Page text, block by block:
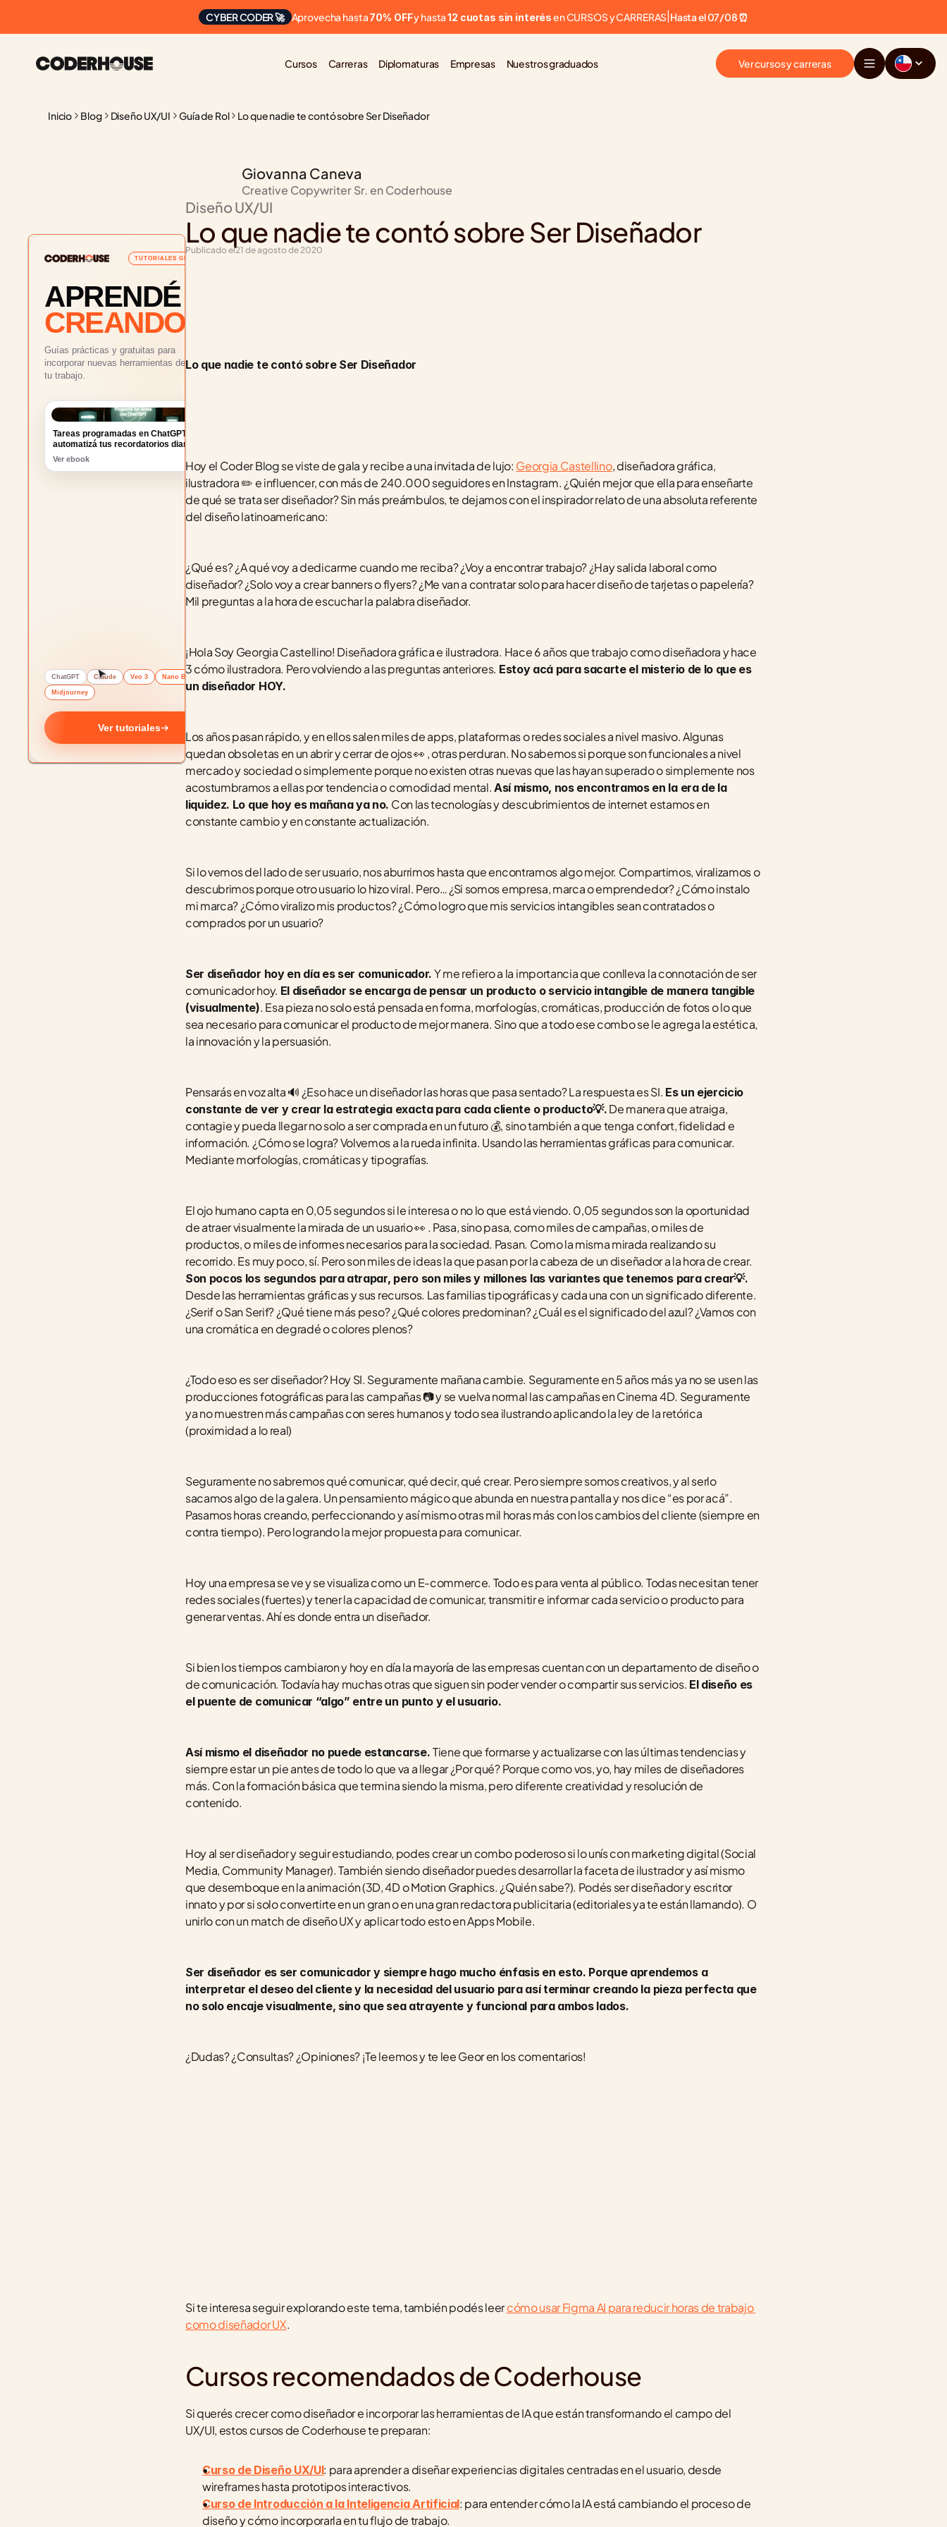
CYBER CODER 🚀 Aprovecha hasta 70% OFF y hasta 12 cuotas sin interés en CURSOS y CARRERAS Hasta el 07/08 ⏰
Cursos Carreras Diplomaturas Empresas Nuestros graduados Ver cursos y carreras
Inicio Blog Diseño UX/UI Guía de Rol Lo que nadie te contó sobre Ser Diseñador
TUTORIALES GRATUITOS
APRENDÉ
CREANDO
Guías prácticas y gratuitas para
incorporar nuevas herramientas de IA a
tu trabajo.
Tareas programadas en ChatGPT:
automatizá tus recordatorios diarios
Ver ebook
ChatGPT Claude Veo 3 Nano Banana
Midjourney
Ver tutoriales
Giovanna Caneva
Creative Copywriter Sr. en Coderhouse
Diseño UX/UI
Lo que nadie te contó sobre Ser Diseñador
Publicado el21 de agosto de 2020
Lo que nadie te contó sobre Ser Diseñador
Hoy el Coder Blog se viste de gala y recibe a una invitada de lujo: Georgia Castellino, diseñadora gráfica,
ilustradora ✏️ e influencer, con más de 240.000 seguidores en Instagram. ¿Quién mejor que ella para enseñarte
de qué se trata ser diseñador? Sin más preámbulos, te dejamos con el inspirador relato de una absoluta referente
del diseño latinoamericano:
¿Qué es? ¿A qué voy a dedicarme cuando me reciba? ¿Voy a encontrar trabajo? ¿Hay salida laboral como
diseñador? ¿Solo voy a crear banners o flyers? ¿Me van a contratar solo para hacer diseño de tarjetas o papelería?
Mil preguntas a la hora de escuchar la palabra diseñador.
¡Hola Soy Georgia Castellino! Diseñadora gráfica e ilustradora. Hace 6 años que trabajo como diseñadora y hace
3 cómo ilustradora. Pero volviendo a las preguntas anteriores. Estoy acá para sacarte el misterio de lo que es
un diseñador HOY.
Los años pasan rápido, y en ellos salen miles de apps, plataformas o redes sociales a nivel masivo. Algunas
quedan obsoletas en un abrir y cerrar de ojos 👀 , otras perduran. No sabemos si porque son funcionales a nivel
mercado y sociedad o simplemente porque no existen otras nuevas que las hayan superado o simplemente nos
acostumbramos a ellas por tendencia o comodidad mental. Así mismo, nos encontramos en la era de la
liquidez. Lo que hoy es mañana ya no. Con las tecnologías y descubrimientos de internet estamos en
constante cambio y en constante actualización.
Si lo vemos del lado de ser usuario, nos aburrimos hasta que encontramos algo mejor. Compartimos, viralizamos o
descubrimos porque otro usuario lo hizo viral. Pero… ¿Si somos empresa, marca o emprendedor? ¿Cómo instalo
mi marca? ¿Cómo viralizo mis productos? ¿Cómo logro que mis servicios intangibles sean contratados o
comprados por un usuario?
Ser diseñador hoy en día es ser comunicador. Y me refiero a la importancia que conlleva la connotación de ser
comunicador hoy. El diseñador se encarga de pensar un producto o servicio intangible de manera tangible
(visualmente). Esa pieza no solo está pensada en forma, morfologías, cromáticas, producción de fotos o lo que
sea necesario para comunicar el producto de mejor manera. Sino que a todo ese combo se le agrega la estética,
la innovación y la persuasión.
Pensarás en voz alta 🔊 ¿Eso hace un diseñador las horas que pasa sentado? La respuesta es SI. Es un ejercicio
constante de ver y crear la estrategia exacta para cada cliente o producto💡. De manera que atraiga,
contagie y pueda llegar no solo a ser comprada en un futuro 💰️, sino también a que tenga confort, fidelidad e
información. ¿Cómo se logra? Volvemos a la rueda infinita. Usando las herramientas gráficas para comunicar.
Mediante morfologías, cromáticas y tipografías.
El ojo humano capta en 0,05 segundos si le interesa o no lo que está viendo. 0,05 segundos son la oportunidad
de atraer visualmente la mirada de un usuario 👀 . Pasa, sino pasa, como miles de campañas, o miles de
productos, o miles de informes necesarios para la sociedad. Pasan. Como la misma mirada realizando su
Son pocos los segundos para atrapar, pero son miles y millones las variantes que tenemos para crear💡.
Desde las herramientas gráficas y sus recursos. Las familias tipográficas y cada una con un significado diferente.
¿Serif o San Serif? ¿Qué tiene más peso? ¿Qué colores predominan? ¿Cuál es el significado del azul? ¿Vamos con
una cromática en degradé o colores plenos?
¿Todo eso es ser diseñador? Hoy SI. Seguramente mañana cambie. Seguramente en 5 años más ya no se usen las
producciones fotográficas para las campañas 📷️ y se vuelva normal las campañas en Cinema 4D. Seguramente
ya no muestren más campañas con seres humanos y todo sea ilustrando aplicando la ley de la retórica
(proximidad a lo real)
Seguramente no sabremos qué comunicar, qué decir, qué crear. Pero siempre somos creativos, y al serlo
sacamos algo de la galera. Un pensamiento mágico que abunda en nuestra pantalla y nos dice “es por acá”.
Pasamos horas creando, perfeccionando y así mismo otras mil horas más con los cambios del cliente (siempre en
contra tiempo). Pero logrando la mejor propuesta para comunicar.
Hoy una empresa se ve y se visualiza como un E-commerce. Todo es para venta al público. Todas necesitan tener
redes sociales (fuertes) y tener la capacidad de comunicar, transmitir e informar cada servicio o producto para
generar ventas. Ahí es donde entra un diseñador.
Si bien los tiempos cambiaron y hoy en día la mayoría de las empresas cuentan con un departamento de diseño o
de comunicación. Todavía hay muchas otras que siguen sin poder vender o compartir sus servicios. El diseño es
el puente de comunicar “algo” entre un punto y el usuario.
Así mismo el diseñador no puede estancarse. Tiene que formarse y actualizarse con las últimas tendencias y
siempre estar un pie antes de todo lo que va a llegar ¿Por qué? Porque como vos, yo, hay miles de diseñadores
más. Con la formación básica que termina siendo la misma, pero diferente creatividad y resolución de
contenido.
Hoy al ser diseñador y seguir estudiando, podes crear un combo poderoso si lo unís con marketing digital (Social
Media, Community Manager). También siendo diseñador puedes desarrollar la faceta de ilustrador y así mismo
que desemboque en la animación (3D, 4D o Motion Graphics. ¿Quién sabe?). Podés ser diseñador y escritor
innato y por si solo convertirte en un gran o en una gran redactora publicitaria (editoriales ya te están llamando). O
unirlo con un match de diseño UX y aplicar todo esto en Apps Mobile.
Ser diseñador es ser comunicador y siempre hago mucho énfasis en esto. Porque aprendemos a
interpretar el deseo del cliente y la necesidad del usuario para así terminar creando la pieza perfecta que
no solo encaje visualmente, sino que sea atrayente y funcional para ambos lados.
¿Dudas? ¿Consultas? ¿Opiniones? ¡Te leemos y te lee Geor en los comentarios!
Si te interesa seguir explorando este tema, también podés leer cómo usar Figma AI para reducir horas de trabajo
como diseñador UX.
Cursos recomendados de Coderhouse
Si querés crecer como diseñador e incorporar las herramientas de IA que están transformando el campo del
UX/UI, estos cursos de Coderhouse te preparan:
Curso de Diseño UX/UI: para aprender a diseñar experiencias digitales centradas en el usuario, desde
wireframes hasta prototipos interactivos.
Curso de Introducción a la Inteligencia Artificial: para entender cómo la IA está cambiando el proceso de
diseño y cómo incorporarla en tu flujo de trabajo.